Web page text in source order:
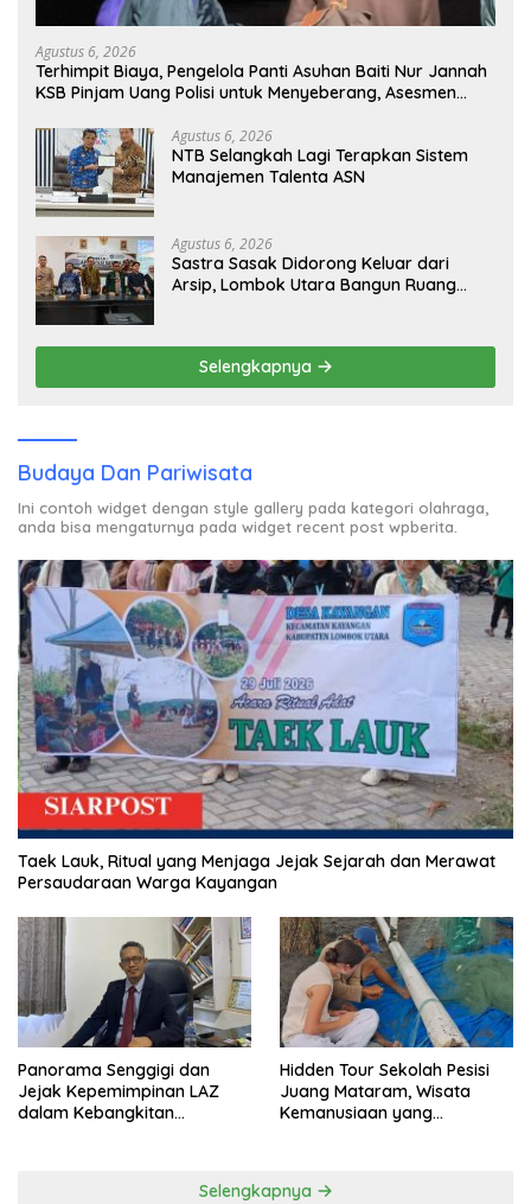
Agustus 6, 2026
Terhimpit Biaya, Pengelola Panti Asuhan Baiti Nur Jannah
KSB Pinjam Uang Polisi untuk Menyeberang, Asesmen
Agustus 6, 2026
NTB Selangkah Lagi Terapkan Sistem
Manajemen Talenta ASN
Agustus 6, 2026
Sastra Sasak Didorong Keluar dari
Arsip, Lombok Utara Bangun Ruang
Selengkapnya
Budaya Dan Pariwisata
Ini contoh widget dengan style gallery pada kategori olahraga,
anda bisa mengaturnya pada widget recent post wpberita.
Taek Lauk, Ritual yang Menjaga Jejak Sejarah dan Merawat
Persaudaraan Warga Kayangan
Panorama Senggigi dan
Jejak Kepemimpinan LAZ
dalam Kebangkitan
Hidden Tour Sekolah Pesisi
Juang Mataram, Wisata
Kemanusiaan yang
Selengkapnya